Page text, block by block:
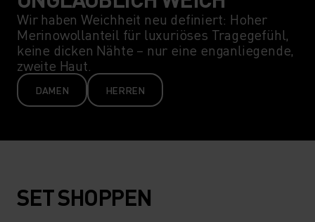
Wir haben Weichheit neu definiert: Hoher
Merinowollanteil für luxuriöses Tragegefühl,
keine dicken Nähte – nur eine enganliegende,
zweite Haut.
DAMEN HERREN
SET SHOPPEN